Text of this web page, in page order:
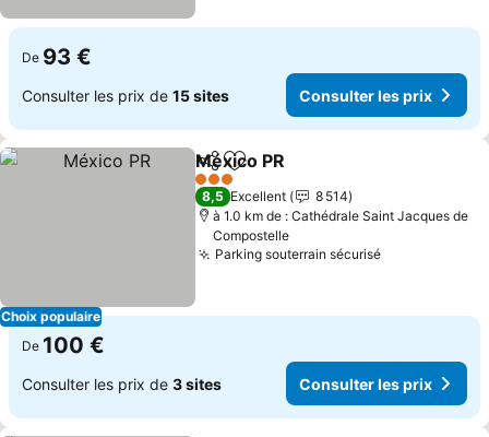
De 93 €
Consulter les prix de 15 sites Consulter les prix
Choix populaire
PartagerAjouter à mes favoris
México PR
3 Étoiles
8,5 Excellent
8 514
à 1.0 km de : Cathédrale Saint Jacques de
Compostelle
Parking souterrain sécurisé
De 100 €
Consulter les prix de 3 sites Consulter les prix